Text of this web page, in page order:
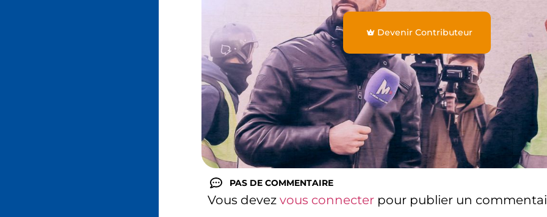
Devenir Contributeur
PAS DE COMMENTAIRE
Vous devez vous connecter pour publier un